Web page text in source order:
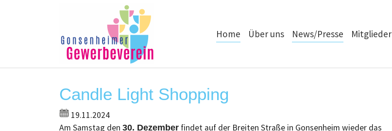
Home Über uns News/Presse Mitglieder
Candle Light Shopping
19.11.2024
Am Samstag den 30. Dezember findet auf der Breiten Straße in Gonsenheim wieder das